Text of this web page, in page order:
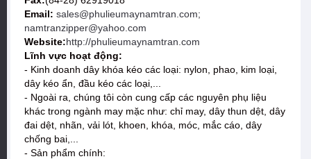
Email: sales@phulieumaynamtran.com;
namtranzipper@yahoo.com
Website:http://phulieumaynamtran.com
Lĩnh vực hoạt động:
- Kinh doanh dây khóa kéo các loại: nylon, phao, kim loại,
dây kéo ẩn, đầu kéo các loại,...
- Ngoài ra, chúng tôi còn cung cấp các nguyên phụ liệu
khác trong ngành may mặc như: chỉ may, dây thun dệt, dây
đai dệt, nhãn, vải lót, khoen, khóa, móc, mắc cáo, dây
chống bai,...
- Sản phẩm chính: